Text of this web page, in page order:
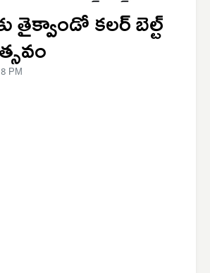
తైక్వాండో కలర్ బెల్ట్
PM